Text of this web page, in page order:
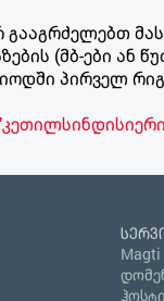
გააგრძელებთ
(მბ-ები ან
პირველ
Magti